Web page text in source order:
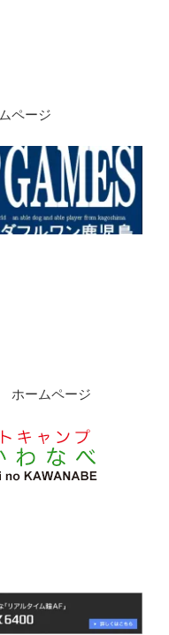
ページ
ホームページ